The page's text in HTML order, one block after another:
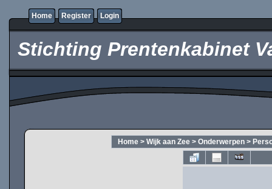
Home Register Login
Stichting Prentenkabinet
Home > Wijk aan Zee > Onderwerpen >